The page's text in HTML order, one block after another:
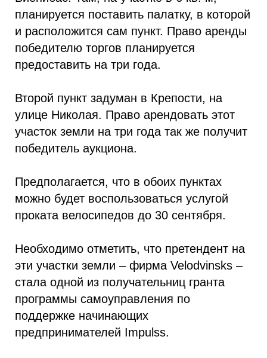
планируется поставить палатку, в которой
и расположится сам пункт. Право аренды
победителю торгов планируется
предоставить на три года.
Второй пункт задуман в Крепости, на
улице Николая. Право арендовать этот
участок земли на три года так же получит
победитель аукциона.
Предполагается, что в обоих пунктах
можно будет воспользоваться услугой
проката велосипедов до 30 сентября.
Необходимо отметить, что претендент на
эти участки земли – фирма Velodvinsks –
стала одной из получательниц гранта
программы самоуправления по
поддержке начинающих
предпринимателей Impulss.